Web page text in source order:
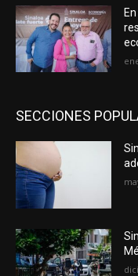
SECCIONES